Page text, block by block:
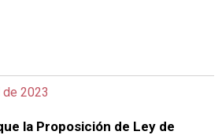
de 2023
la Proposición de Ley de